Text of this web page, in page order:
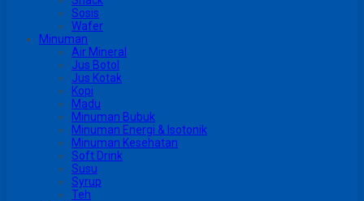
Sosis
Wafer
Minuman
Air Mineral
Jus Botol
Jus Kotak
Kopi
Madu
Minuman Bubuk
Minuman Energi & Isotonik
Minuman Kesehatan
Soft Drink
Susu
Syrup
Teh